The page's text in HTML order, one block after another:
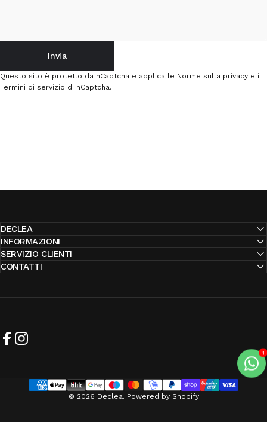
MessaggioInvia
Questo sito è protetto da hCaptcha e applica le Norme sulla privacy e i
Termini di servizio di hCaptcha.
DECLEA
INFORMAZIONI
SERVIZIO CLIENTI
CONTATTI
© 2026 Declea. Powered by Shopify